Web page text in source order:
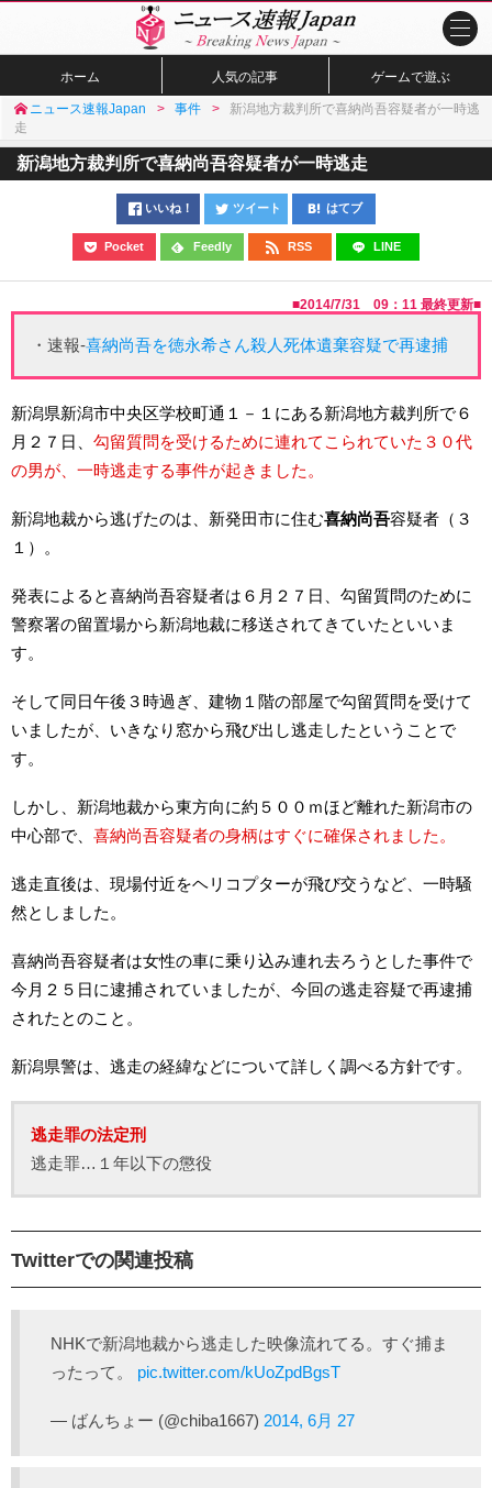
ホーム 人気の記事 ゲームで遊ぶ
ニュース速報Japan 事件
新潟地方裁判所で喜納尚吾容疑者が一時逃
走
新潟地方裁判所で喜納尚吾容疑者が一時逃走
いいね！ ツイート はてブ
Pocket Feedly RSS LINE
■2014/7/31 09：11 最終更新■
・速報-喜納尚吾を徳永希さん殺人死体遺棄容疑で再逮捕
新潟県新潟市中央区学校町通１－１にある新潟地方裁判所で６
月２７日、 勾留質問を受けるために連れてこられていた３０代
の男が、一時逃走する事件が起きました。
新潟地裁から逃げたのは、新発田市に住む喜納尚吾容疑者（３
１）。
発表によると喜納尚吾容疑者は６月２７日、勾留質問のために
警察署の留置場から新潟地裁に移送されてきていたといいま
す。
そして同日午後３時過ぎ、建物１階の部屋で勾留質問を受けて
いましたが、いきなり窓から飛び出し逃走したということで
す。
しかし、新潟地裁から東方向に約５００ｍほど離れた新潟市の
中心部で、 喜納尚吾容疑者の身柄はすぐに確保されました。
逃走直後は、現場付近をヘリコプターが飛び交うなど、一時騒
然としました。
喜納尚吾容疑者は女性の車に乗り込み連れ去ろうとした事件で
今月２５日に逮捕されていましたが、今回の逃走容疑で再逮捕
されたとのこと。
新潟県警は、逃走の経緯などについて詳しく調べる方針です。
逃走罪の法定刑
逃走罪…１年以下の懲役
Twitterでの関連投稿
NHKで新潟地裁から逃走した映像流れてる。すぐ捕ま
ったって。 pic.twitter.com/kUoZpdBgsT
— ばんちょー (@chiba1667) 2014, 6月 27